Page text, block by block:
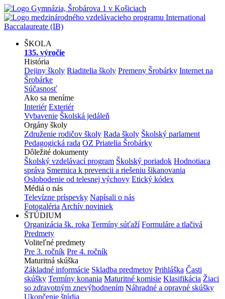
ŠKOLA
135. výročie
História
Dejiny školy Riaditelia školy Premeny Šrobárky Internet na
Šrobárke
Súčasnosť
Ako sa meníme
Interiér Exteriér
Vybavenie Školská jedáleň
Orgány školy
Združenie rodičov školy Rada školy Školský parlament
Pedagogická rada OZ Priatelia Šrobárky
Dôležité dokumenty
Školský vzdelávací program Školský poriadok Hodnotiaca
správa Smernica k prevencii a riešeniu šikanovania
Oslobodenie od telesnej výchovy Etický kódex
Médiá o nás
Televízne príspevky Napísali o nás
Fotogaléria Archív noviniek
ŠTÚDIUM
Organizácia šk. roka Termíny súťaží Formuláre a tlačivá
Predmety
Voliteľné predmety
Pre 3. ročník Pre 4. ročník
Maturitná skúška
Základné informácie Skladba predmetov Prihláška Časti
skúšky Termíny konania Maturitné komisie Klasifikácia Žiaci
so zdravotným znevýhodnením Náhradné a opravné skúšky
Ukončenie štúdia